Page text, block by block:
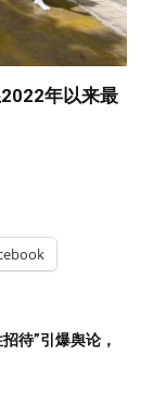
年以来最
待”引爆舆论，